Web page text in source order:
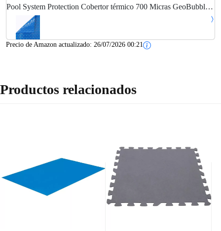
Pool System Protection Cobertor térmico 700 Micras GeoBubble
para Piscina de 3,5 x 7 Metros
Precio de Amazon actualizado: 26/07/2026 00:21
Productos relacionados